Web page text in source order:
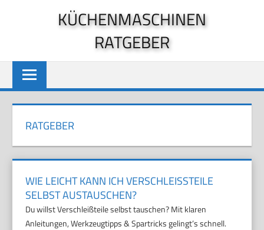
KÜCHENMASCHINEN
RATGEBER
RATGEBER
WIE LEICHT KANN ICH VERSCHLEISSTEILE S
ELBST AUSTAUSCHEN?
Du willst Verschleißteile selbst tauschen? Mit klaren
Anleitungen, Werkzeugtipps & Spartricks gelingt’s schnell.